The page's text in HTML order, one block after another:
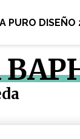
PURO DISEÑO